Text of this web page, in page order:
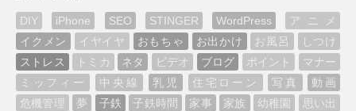
DIY iPhone SEO STINGER WordPress
アニメ
イクメン
イヤイヤ おもちゃ お出かけ お風呂
しつけ
ストレス
トミカ ネタ ビデオ ブログ ポイント
マナー
ミッフィー
中央線 乳児 住宅ローン 写真
動画
危機管理
夢 子鉄 子鉄時間 家事 家族 幼稚園
思い出